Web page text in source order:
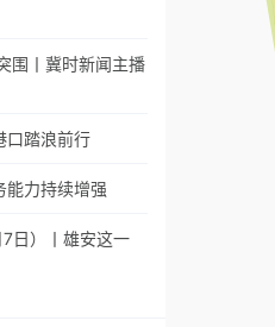
围丨冀时新闻主播
口踏浪前行
能力持续增强
日）丨雄安这一